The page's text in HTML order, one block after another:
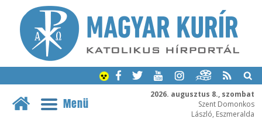
2026. augusztus 8., szombat
Szent Domonkos
László, Eszmeralda
Menü